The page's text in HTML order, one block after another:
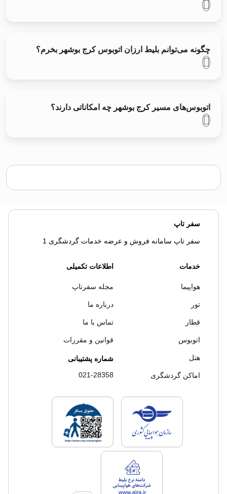
چگونه می‌توانم بلیط ارزان اتوبوس کرج بوشهر بخرم؟
اتوبوس‌های مسیر کرج بوشهر چه امکاناتی دارند؟
سفر تاپ
سفر تاپ سامانه فروش و عرضه خدمات گردشگری 1
خدمات
هواپیما
تور
قطار
اتوبوس
هتل
اماکن گردشگری
اطلاعات تکمیلی
مجله سفرتاپ
درباره ما
تماس با ما
قوانین و مقررات
شماره پشتیبانی
021-28358
لایسنس های فروش سفرتاپلایسنس های
لایسنس های فروش سفرتاپ